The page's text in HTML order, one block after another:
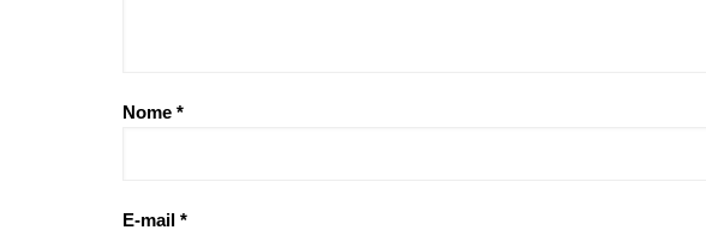
Nome *
E-mail *